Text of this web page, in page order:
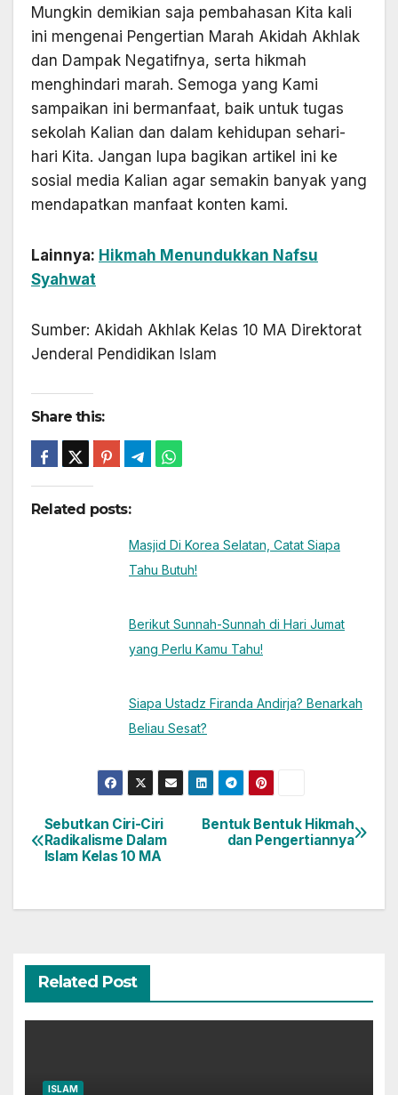
Mungkin demikian saja pembahasan Kita kali
ini mengenai Pengertian Marah Akidah Akhlak
dan Dampak Negatifnya, serta hikmah
menghindari marah. Semoga yang Kami
sampaikan ini bermanfaat, baik untuk tugas
sekolah Kalian dan dalam kehidupan sehari-
hari Kita. Jangan lupa bagikan artikel ini ke
sosial media Kalian agar semakin banyak yang
mendapatkan manfaat konten kami.
Lainnya: Hikmah Menundukkan Nafsu
Syahwat
Sumber: Akidah Akhlak Kelas 10 MA Direktorat
Jenderal Pendidikan Islam
Share this:
Related posts:
Masjid Di Korea Selatan, Catat Siapa
Tahu Butuh!
Berikut Sunnah-Sunnah di Hari Jumat
yang Perlu Kamu Tahu!
Siapa Ustadz Firanda Andirja? Benarkah
Beliau Sesat?
Post
navigation
Bentuk Bentuk Hikmah
dan Pengertiannya
Sebutkan Ciri-Ciri
Radikalisme Dalam
Islam Kelas 10 MA
Related Post
ISLAM